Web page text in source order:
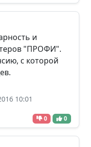
и
"ПРОФИ".
с которой
10:01
0 0